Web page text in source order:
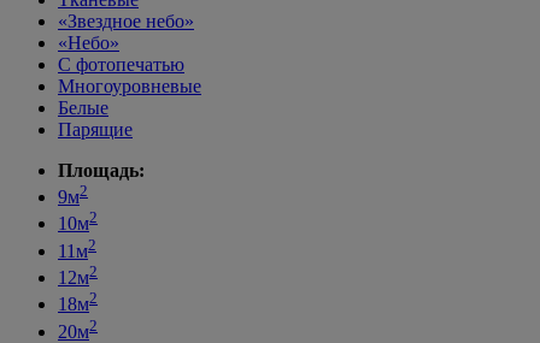
«Звездное небо»
«Небо»
С фотопечатью
Многоуровневые
Белые
Парящие
Площадь:
9м2
10м2
11м2
12м2
18м2
20м2